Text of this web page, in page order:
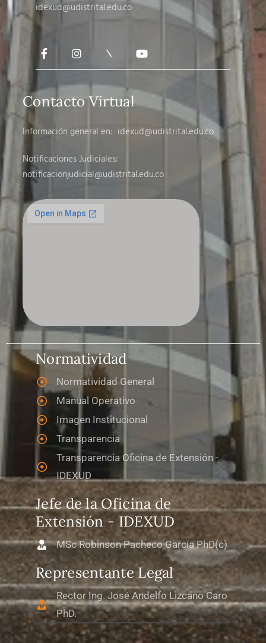
idexud@udistrital.edu.co
Contacto Virtual
Información general en: idexud@udistrital.edu.co
Notificaciones Judiciales:
notificacionjudicial@udistrital.edu.co
Normatividad
Normatividad General
Manual Operativo
Imagen Institucional
Transparencia
Transparencia Oficina de Extensión -
IDEXUD
Jefe de la Oficina de
Extensión - IDEXUD
MSc Robinson Pacheco García PhD(c)
Representante Legal
Rector Ing. José Andelfo Lizcano Caro
PhD.